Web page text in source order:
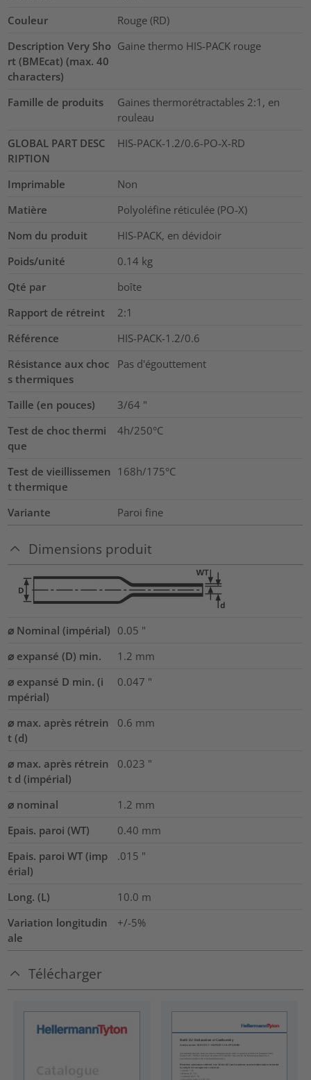
Couleur
Rouge (RD)
Description Very Sho
rt (BMEcat) (max. 40
characters)
Gaine thermo HIS-PACK rouge
Famille de produits
Gaines thermorétractables 2:1, en
rouleau
GLOBAL PART DESC
RIPTION
HIS-PACK-1.2/0.6-PO-X-RD
Imprimable
Non
Matière
Polyoléfine réticulée (PO-X)
Nom du produit
HIS-PACK, en dévidoir
Poids/unité
0.14 kg
Qté par
boîte
Rapport de rétreint
2:1
Référence
HIS-PACK-1.2/0.6
Résistance aux choc
s thermiques
Pas d'égouttement
Taille (en pouces) 3/64 "
Test de choc thermi
que
4h/250°C
Test de vieillissemen
t thermique
168h/175°C
Variante Paroi fine
Dimensions produit
⌀ Nominal (impérial) 0.05 "
⌀ expansé (D) min.
1.2 mm
⌀ expansé D min. (i
mpérial)
0.047 "
⌀ max. après rétrein
t (d)
0.6 mm
⌀ max. après rétrein
t d (impérial)
0.023 "
⌀ nominal 1.2 mm
Epais. paroi (WT)
0.40 mm
Epais. paroi WT (imp
érial)
.015 "
Long. (L) 10.0 m
Variation longitudin
ale
+/-5%
Télécharger